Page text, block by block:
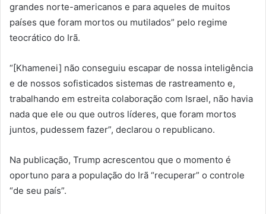
grandes norte-americanos e para aqueles de muitos
países que foram mortos ou mutilados” pelo regime
teocrático do Irã.
“[Khamenei] não conseguiu escapar de nossa inteligência
e de nossos sofisticados sistemas de rastreamento e,
trabalhando em estreita colaboração com Israel, não havia
nada que ele ou que outros líderes, que foram mortos
juntos, pudessem fazer”, declarou o republicano.
Na publicação, Trump acrescentou que o momento é
oportuno para a população do Irã “recuperar” o controle
“de seu país”.